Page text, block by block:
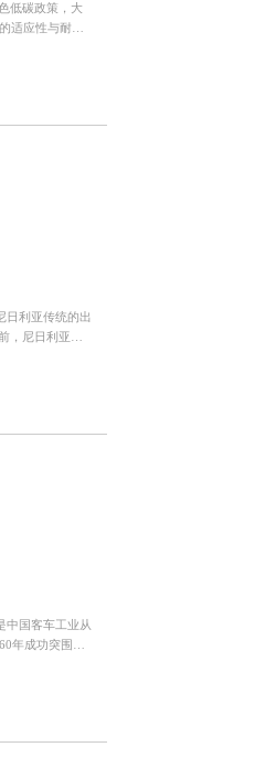
低碳政策，大
适应性与耐用
日利亚传统的出
，尼日利亚正
中国客车工业从
年成功突围之